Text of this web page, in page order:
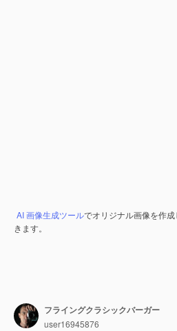
AI 画像生成ツールでオリジナル画像を作成
きます。
フライングクラシックバーガー
user16945876